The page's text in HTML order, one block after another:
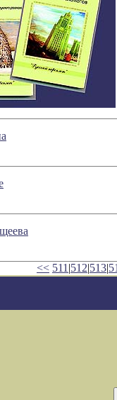
<< 511 |512|513|